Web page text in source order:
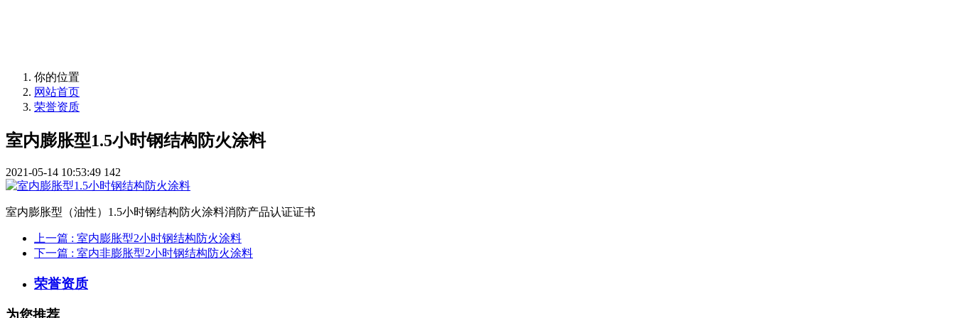
你的位置
网站首页
荣誉资质
室内膨胀型1.5小时钢结构防火涂料
2021-05-14 10:53:49 142
室内膨胀型（油性）1.5小时钢结构防火涂料消防产品认证证书
上一篇 : 室内膨胀型2小时钢结构防火涂料
下一篇 : 室内非膨胀型2小时钢结构防火涂料
荣誉资质
为您推荐